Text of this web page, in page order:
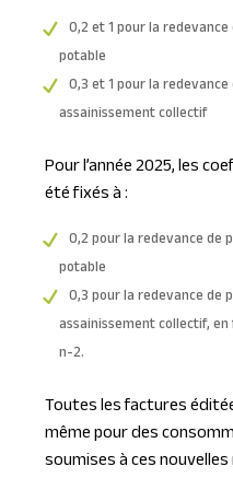
0,2 et 1 pour la
potable
0,3 et 1 pour la
assainissement collectif
Pour l’année 2025, les
été fixés à :
0,2 pour la redevance de
potable
0,3 pour la redevance de
assainissement collectif,
n-2.
Toutes les factures
même pour des
soumises à ces